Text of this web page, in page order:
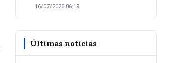
trajetória dedicada ao cuidado
16/07/2026 06:19
Últimas notícias